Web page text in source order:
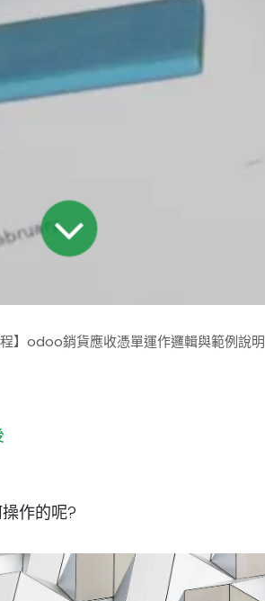
程】odoo銷貨應收憑單運作邏輯與範例說明
作的呢?